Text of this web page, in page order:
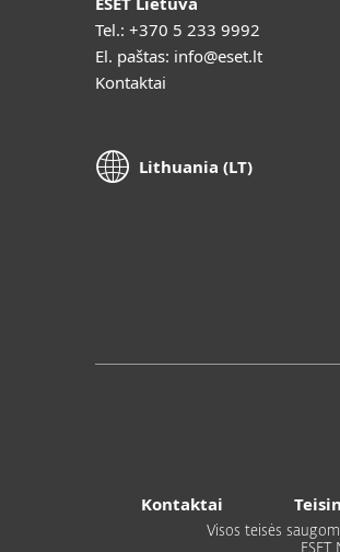
Tel.: +370 5 233 9992
El. paštas: info@eset.lt
Kontaktai
Lithuania (LT)
Kontaktai
Visos teisės